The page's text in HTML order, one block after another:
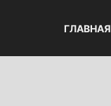
ГЛАВНАЯ